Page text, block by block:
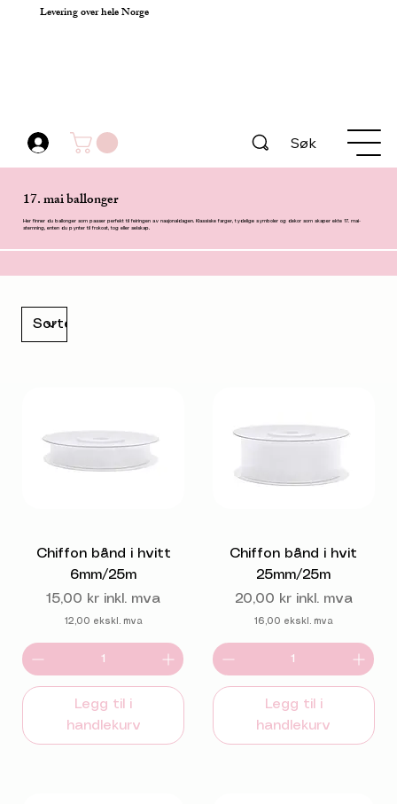
Levering over hele Norge
Søk
17. mai ballonger
Her finner du ballonger som passer perfekt til feiringen av nasjonaldagen. Klassiske farger, tydelige symboler og dekor som skaper ekte 17. mai-
stemning, enten du pynter til frokost, tog eller selskap.
Chiffon bånd i hvitt
6mm/25m
Pris
15,00 kr inkl. mva
12,00 ekskl. mva
Legg til i
handlekurv
Chiffon bånd i hvit
25mm/25m
Pris
20,00 kr inkl. mva
16,00 ekskl. mva
Legg til i
handlekurv